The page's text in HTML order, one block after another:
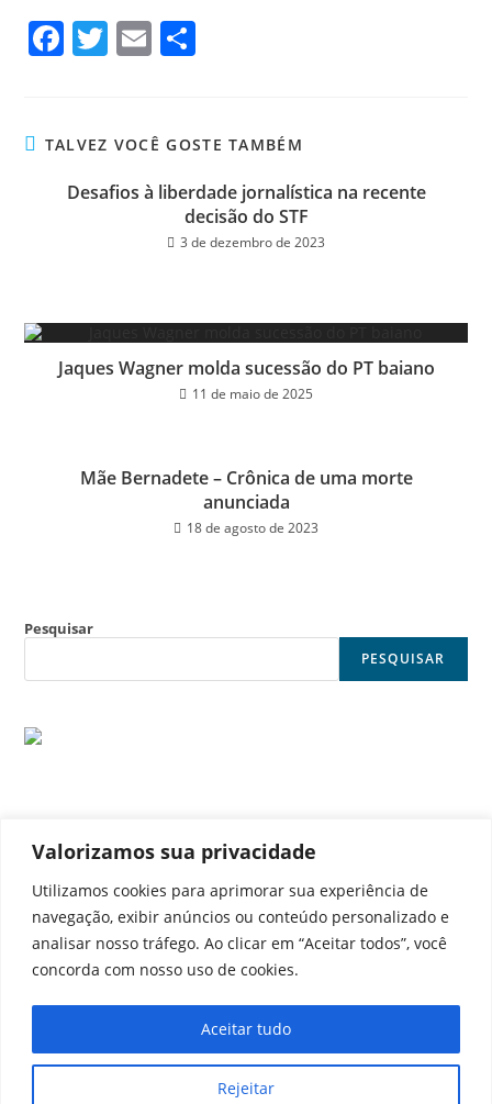
Valorizamos sua privacidade
Utilizamos cookies para aprimorar sua experiência de
navegação, exibir anúncios ou conteúdo personalizado e
analisar nosso tráfego. Ao clicar em “Aceitar todos”, você
concorda com nosso uso de cookies.
Rejeitar
Aceitar tudo
Fa
ok
T
er
E
TALVEZ VOCÊ GOSTE TAMBÉM
Desafios à liberdade jornalística na recente
decisão do STF
3 de dezembro de 2023
Jaques Wagner molda sucessão do PT baiano
11 de maio de 2025
Mãe Bernadete – Crônica de uma morte
anunciada
18 de agosto de 2023
Pesquisar
PESQUISAR
Política de cookies